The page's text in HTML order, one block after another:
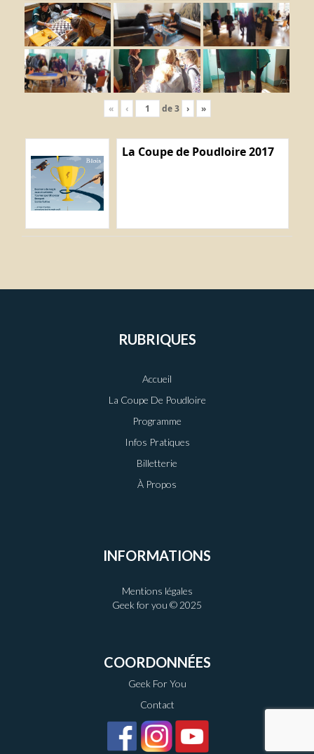
« ‹ de3 › »
La Coupe de Poudloire 2017
RUBRIQUES
Accueil
La Coupe De Poudloire
Programme
Infos Pratiques
Billetterie
À Propos
INFORMATIONS
Mentions légales
Geek for you © 2025
COORDONNÉES
Geek For You
Contact